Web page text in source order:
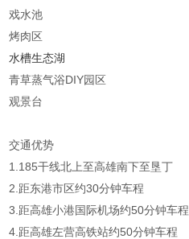
戏水池
烤肉区
水槽生态湖
青草蒸气浴DIY园区
观景台
交通优势
1.185干线北上至高雄南下至垦丁
2.距东港市区约30分钟车程
3.距高雄小港国际机场约50分钟车程
4.距高雄左营高铁站约50分钟车程